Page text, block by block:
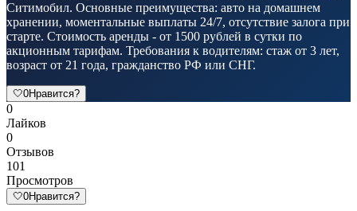
Ситимобил. Основные преимущества: авто на домашнем
хранении, моментальные выплаты 24/7, отсутствие залога при
старте. Стоимость аренды - от 1500 рублей в сутки по
акционным тарифам. Требования к водителям: стаж от 3 лет,
возраст от 21 года, гражданство РФ или СНГ.
🤍0Нравится?
0
Лайков
0
Отзывов
101
Просмотров
🤍0Нравится?